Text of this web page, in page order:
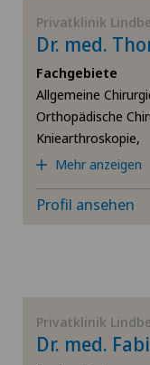
Schmerztherapie
Schulterchirurgie
Schulterluxation
Privatklinik
Dr. med.
Fachgebiete
Allgemeine
Orthopädische
Kniearthroskopie,
Mehr anzeigen
Profil ansehen
Privatklinik
Dr. med.